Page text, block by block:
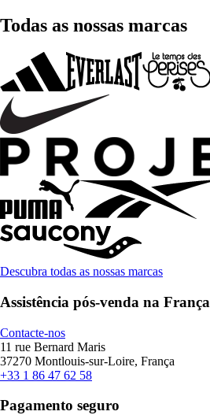
Todas as nossas marcas
Descubra todas as nossas marcas
Assistência pós-venda na França
Contacte-nos
11 rue Bernard Maris
37270 Montlouis-sur-Loire, França
+33 1 86 47 62 58
Pagamento seguro